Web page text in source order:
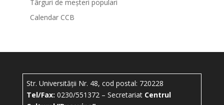
Târguri de meșteri populari
Calendar CCB
Str. Universității Nr. 48, cod postal: 720228
Tel/Fax: 0230/551372 – Secretariat Centrul